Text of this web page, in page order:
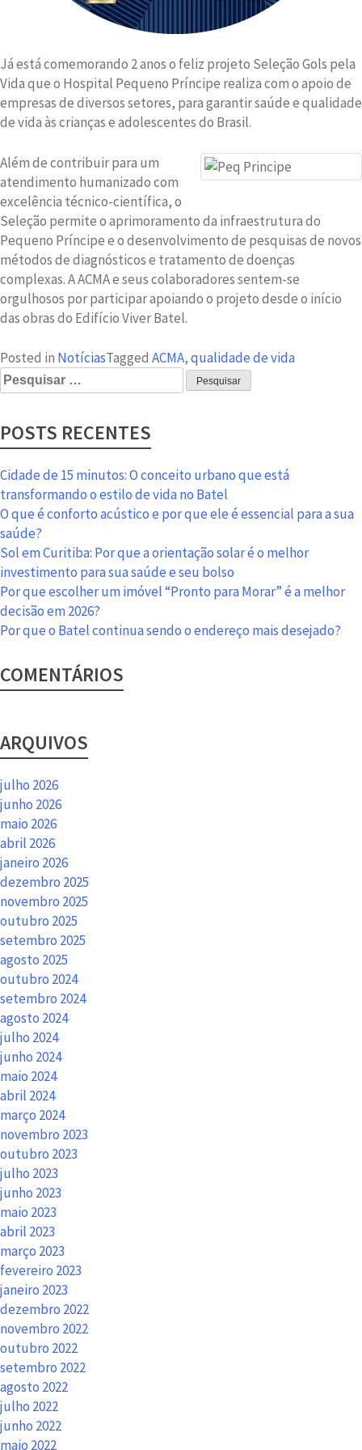
Já está comemorando 2 anos o feliz projeto Seleção Gols pela
Vida que o Hospital Pequeno Príncipe realiza com o apoio de
empresas de diversos setores, para garantir saúde e qualidade
de vida às crianças e adolescentes do Brasil.
Além de contribuir para um
atendimento humanizado com
excelência técnico-científica, o
Seleção permite o aprimoramento da infraestrutura do
Pequeno Príncipe e o desenvolvimento de pesquisas de novos
métodos de diagnósticos e tratamento de doenças
complexas. A ACMA e seus colaboradores sentem-se
orgulhosos por participar apoiando o projeto desde o início
das obras do Edifício Viver Batel.
Posted in NotíciasTagged ACMA,qualidade de vida
Pesquisar
por:
POSTS RECENTES
Cidade de 15 minutos: O conceito urbano que está
transformando o estilo de vida no Batel
O que é conforto acústico e por que ele é essencial para a sua
saúde?
Sol em Curitiba: Por que a orientação solar é o melhor
investimento para sua saúde e seu bolso
Por que escolher um imóvel “Pronto para Morar” é a melhor
decisão em 2026?
Por que o Batel continua sendo o endereço mais desejado?
COMENTÁRIOS
ARQUIVOS
julho 2026
junho 2026
maio 2026
abril 2026
janeiro 2026
dezembro 2025
novembro 2025
outubro 2025
setembro 2025
agosto 2025
outubro 2024
setembro 2024
agosto 2024
julho 2024
junho 2024
maio 2024
abril 2024
março 2024
novembro 2023
outubro 2023
julho 2023
junho 2023
maio 2023
abril 2023
março 2023
fevereiro 2023
janeiro 2023
dezembro 2022
novembro 2022
outubro 2022
setembro 2022
agosto 2022
julho 2022
junho 2022
maio 2022